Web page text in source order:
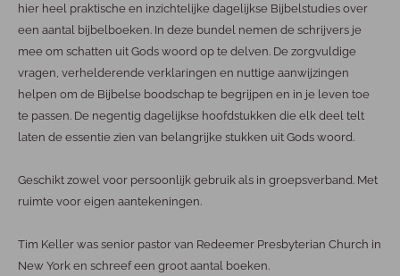
hier heel praktische en inzichtelijke dagelijkse Bijbelstudies over
een aantal bijbelboeken. In deze bundel nemen de schrijvers je
mee om schatten uit Gods woord op te delven. De zorgvuldige
vragen, verhelderende verklaringen en nuttige aanwijzingen
helpen om de Bijbelse boodschap te begrijpen en in je leven toe
te passen. De negentig dagelijkse hoofdstukken die elk deel telt
laten de essentie zien van belangrijke stukken uit Gods woord.
Geschikt zowel voor persoonlijk gebruik als in groepsverband. Met
ruimte voor eigen aantekeningen.
Tim Keller was senior pastor van Redeemer Presbyterian Church in
New York en schreef een groot aantal boeken.